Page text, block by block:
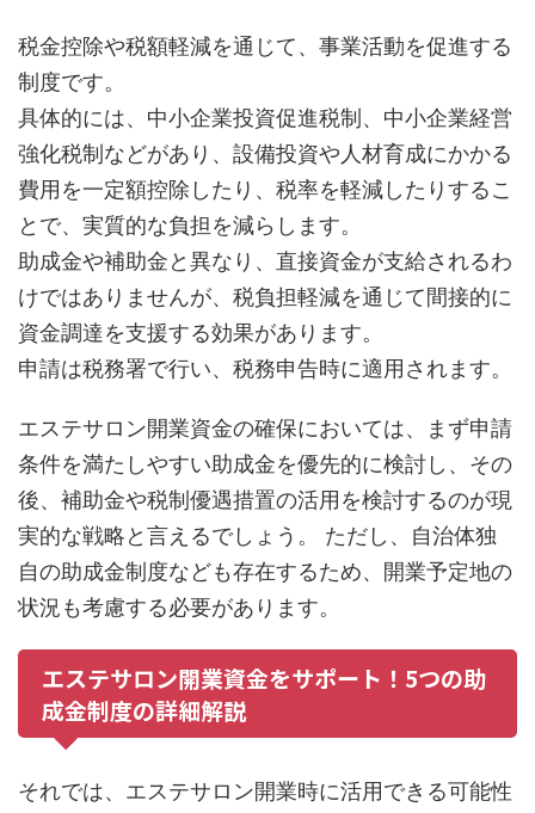
税金控除や税額軽減を通じて、事業活動を促進する
制度です。
具体的には、中小企業投資促進税制、中小企業経営
強化税制などがあり、設備投資や人材育成にかかる
費用を一定額控除したり、税率を軽減したりするこ
とで、実質的な負担を減らします。
助成金や補助金と異なり、直接資金が支給されるわ
けではありませんが、税負担軽減を通じて間接的に
資金調達を支援する効果があります。
申請は税務署で行い、税務申告時に適用されます。
エステサロン開業資金の確保においては、まず申請
条件を満たしやすい助成金を優先的に検討し、その
後、補助金や税制優遇措置の活用を検討するのが現
実的な戦略と言えるでしょう。 ただし、自治体独
自の助成金制度なども存在するため、開業予定地の
状況も考慮する必要があります。
エステサロン開業資金をサポート！5つの助
成金制度の詳細解説
それでは、エステサロン開業時に活用できる可能性